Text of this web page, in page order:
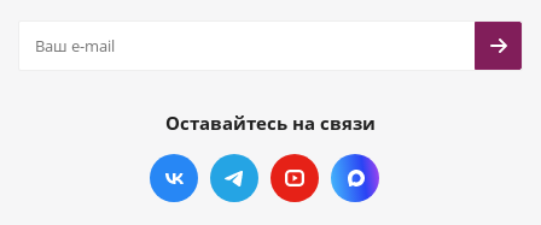
Оставайтесь на связи